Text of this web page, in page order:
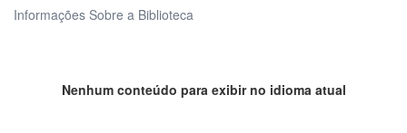
Informações Sobre a Biblioteca
Nenhum conteúdo para exibir no idioma atual